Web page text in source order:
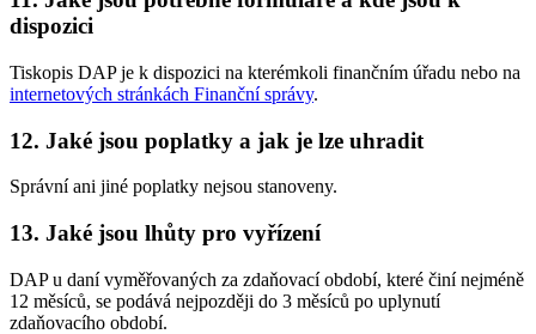
dispozici
Tiskopis DAP je k dispozici na kterémkoli finančním úřadu nebo na
internetových stránkách Finanční správy.
12. Jaké jsou poplatky a jak je lze uhradit
Správní ani jiné poplatky nejsou stanoveny.
13. Jaké jsou lhůty pro vyřízení
DAP u daní vyměřovaných za zdaňovací období, které činí nejméně
12 měsíců, se podává nejpozději do 3 měsíců po uplynutí
zdaňovacího období.